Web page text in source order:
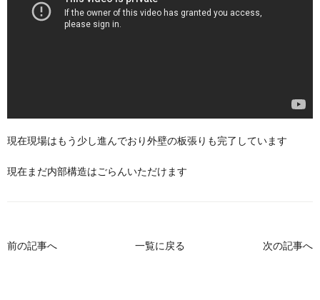
現在現場はもう少し進んでおり外壁の板張りも完了しています
現在まだ内部構造はごらんいただけます
前の記事へ 一覧に戻る 次の記事へ